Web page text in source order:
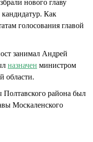
нового главу
Как
голосования главой
занимал Андрей
назначен министром
области.
Полтавского района был
Москаленского